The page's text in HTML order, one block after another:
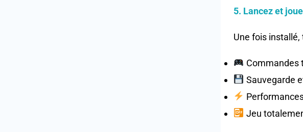
5. Lancez et
Une fois installé,
Commandes
Sauvegarde
Jeu